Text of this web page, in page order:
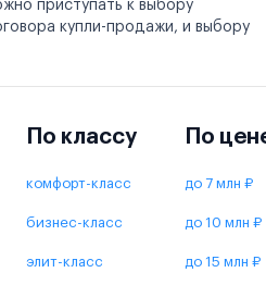
приступать к выбору
купли-продажи, и выбору
По классу
комфорт-класс
бизнес-класс
элит-класс
По
до 7 млн ₽
до 10 млн ₽
до 15 млн ₽